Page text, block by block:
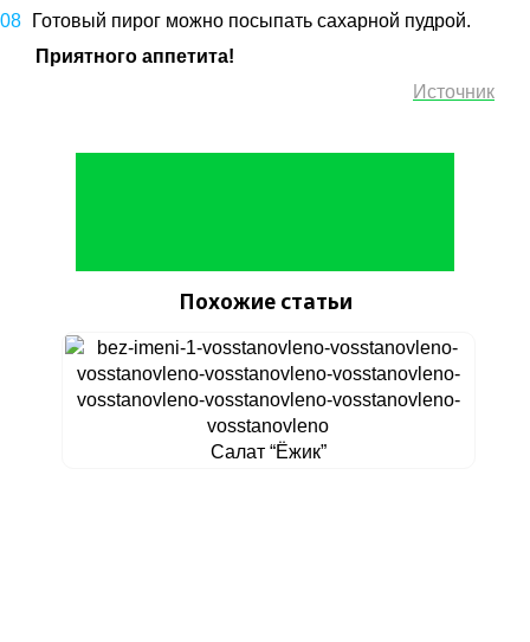
Готовый пирог можно посыпать сахарной пудрой.
Приятного аппетита!
Источник
Похожие статьи
Салат “Ёжик”